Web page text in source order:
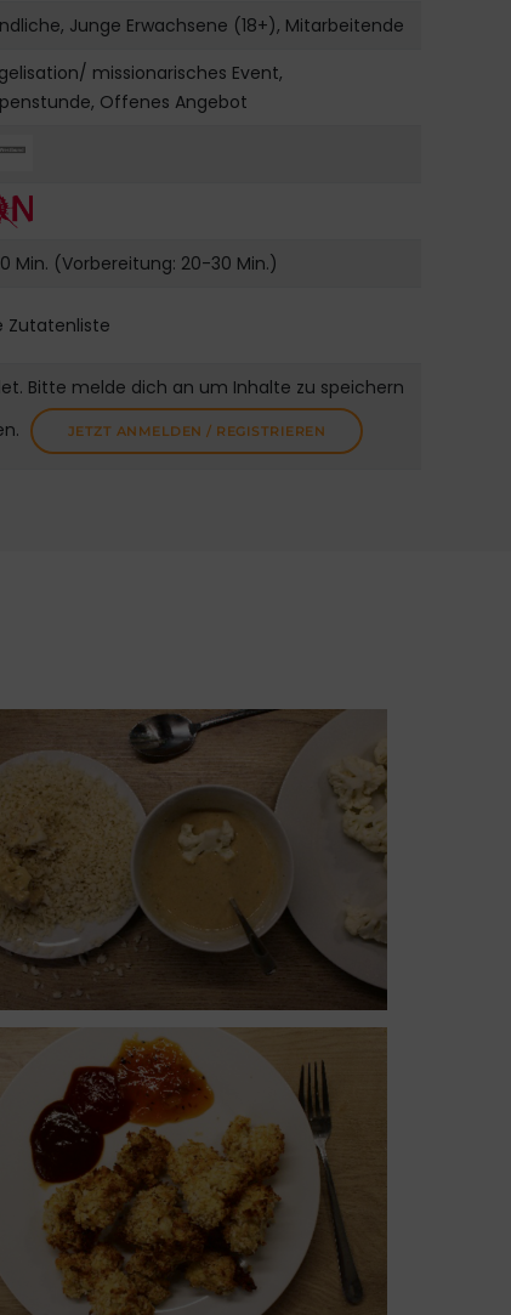
Junge Erwachsene (18+), Mitarbeitende
missionarisches Event,
Offenes Angebot
Min. (Vorbereitung: 20-30 Min.)
Zutatenliste
Bitte melde dich an um Inhalte zu speichern
JETZT ANMELDEN / REGISTRIEREN